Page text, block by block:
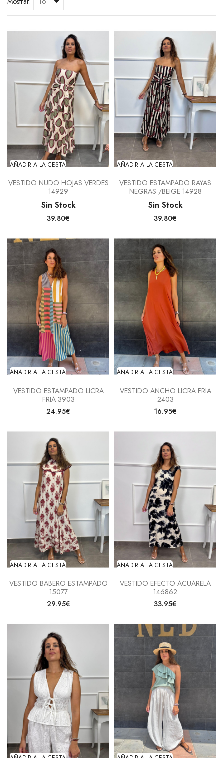
AÑADIR A LA CESTA
VESTIDO NUDO HOJAS VERDES
14929
Sin Stock
39.80€
AÑADIR A LA CESTA
VESTIDO ESTAMPADO RAYAS
NEGRAS /BEIGE 14928
Sin Stock
39.80€
AÑADIR A LA CESTA
VESTIDO ESTAMPADO LICRA
FRIA 3903
24.95€
AÑADIR A LA CESTA
VESTIDO ANCHO LICRA FRIA
2403
16.95€
AÑADIR A LA CESTA
VESTIDO BABERO ESTAMPADO
15077
29.95€
AÑADIR A LA CESTA
VESTIDO EFECTO ACUARELA
146862
33.95€